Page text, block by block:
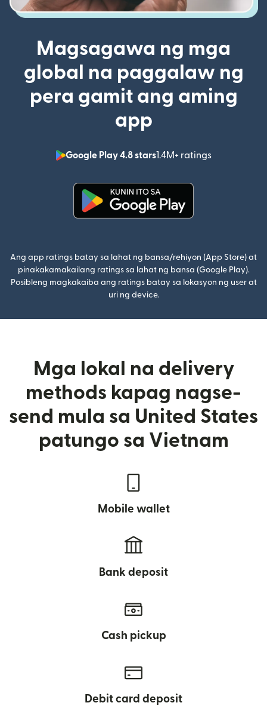
Magsagawa ng mga
global na paggalaw ng
pera gamit ang aming
app
Google Play 4.8 stars1.4M+ ratings
(bubukas
Ang app ratings batay sa lahat ng bansa/rehiyon (App Store) at
pinakakamakailang ratings sa lahat ng bansa (Google Play).
Posibleng magkakaiba ang ratings batay sa lokasyon ng user at
uri ng device.
Mga lokal na delivery
methods kapag nagse-
send mula sa United States
patungo sa Vietnam
Mobile wallet
Bank deposit
Cash pickup
Debit card deposit